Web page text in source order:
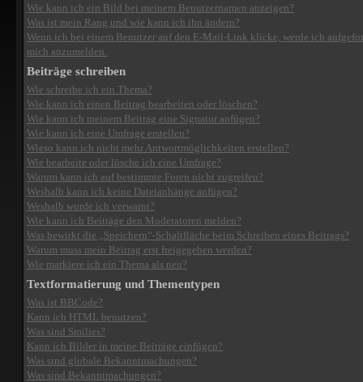
Wie kann ich ein Bild bei meinem Benutzernamen anzeigen?
Was ist mein Rang und wie kann ich ihn ändern?
Wenn ich bei einem Benutzer auf den E-Mail-Link klicke, werde ich
mich anzumelden.
Beiträge schreiben
Wie schreibe ich ein Thema?
Wie kann ich einen Beitrag bearbeiten oder löschen?
Wie kann ich meinem Beitrag eine Signatur anfügen?
Wie kann ich eine Umfrage erstellen?
Wieso kann ich nicht mehr Antwortmöglichkeiten erstellen?
Wie bearbeite oder lösche ich eine Umfrage?
Warum kann ich auf bestimmte Foren nicht zugreifen?
Weshalb kann ich keine Dateianhänge anfügen?
Weshalb wurde ich verwarnt?
Wie kann ich Beiträge den Moderatoren melden?
Was bewirkt die „Speichern“-Schaltfläche beim Schreiben eines Beitrags?
Warum muss mein Beitrag erst freigegeben werden?
Wie markiere ich ein Thema als neu?
Textformatierung und Thementypen
Was ist BBCode?
Kann ich HTML benutzen?
Was sind Smilies?
Kann ich Bilder in meine Beiträge einfügen?
Was sind globale Bekanntmachungen?
Was sind Bekanntmachungen?